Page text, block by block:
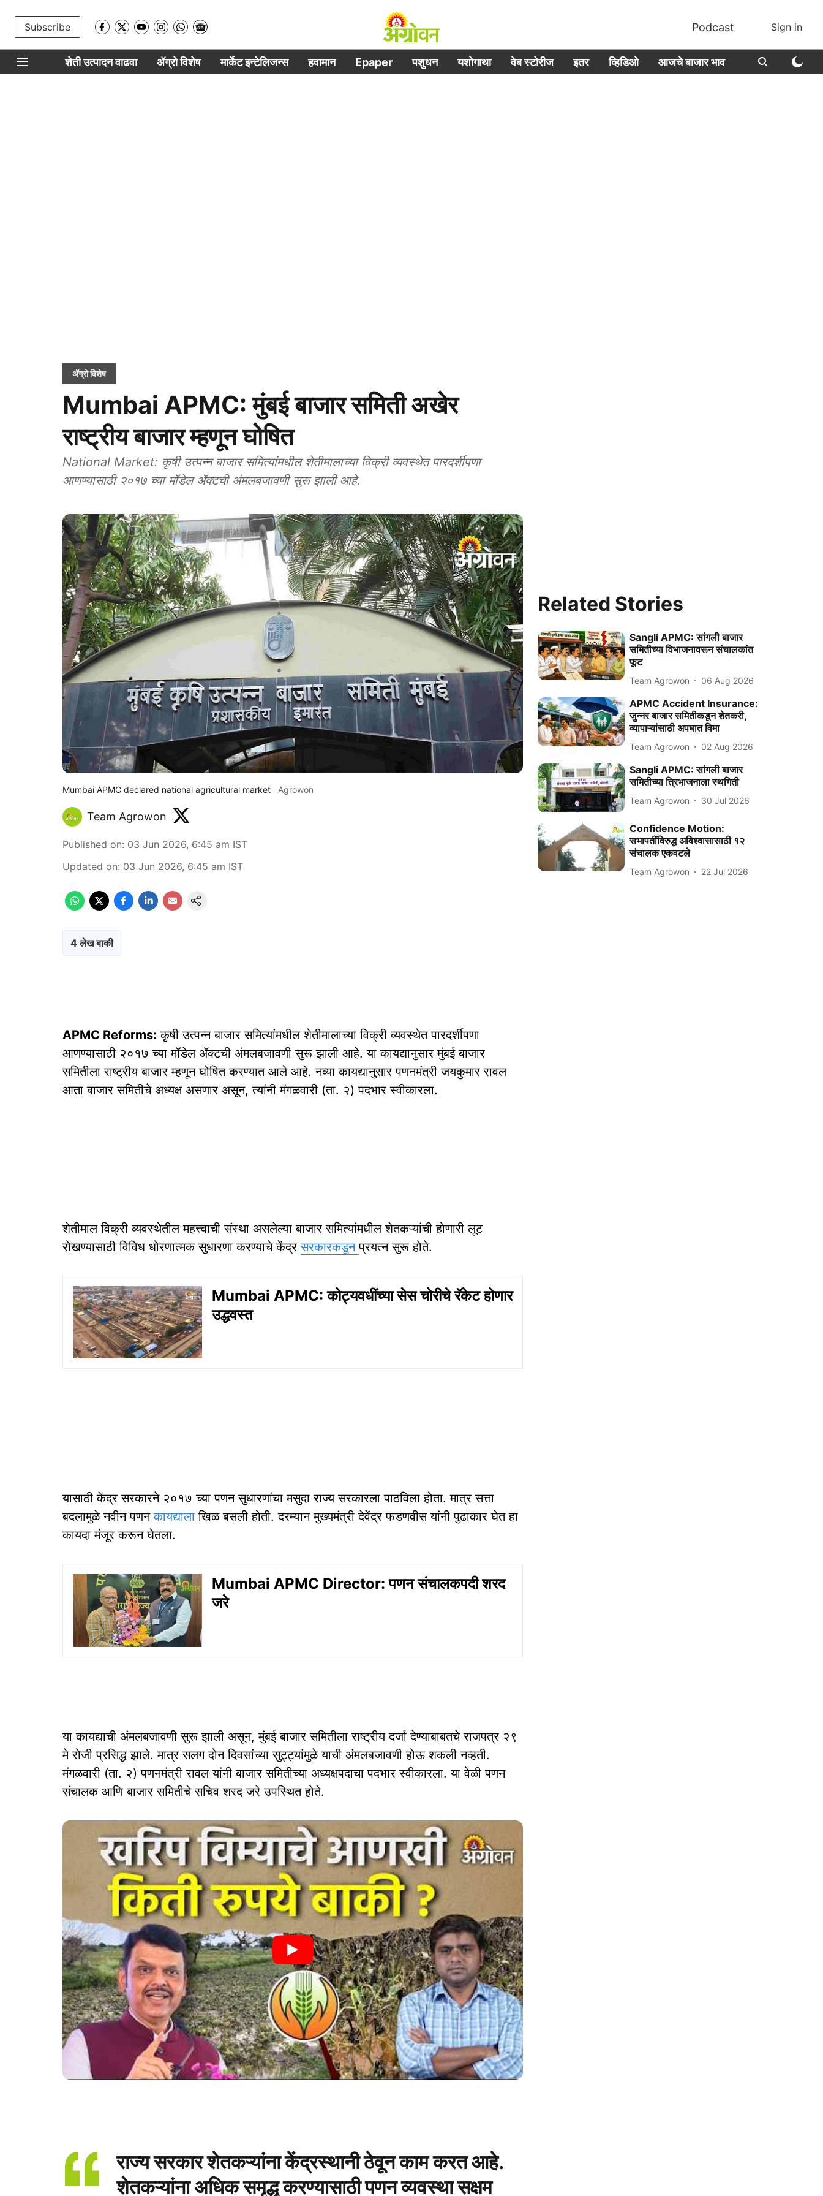
Subscribe Podcast Sign in
शेती उत्पादन वाढवा ॲग्रो विशेष मार्केट इन्टेलिजन्स हवामान Epaper पशुधन यशोगाथा वेब स्टोरीज इतर व्हिडिओ आजचे बाजार भाव
ॲग्रो विशेष
Mumbai APMC: मुंबई बाजार समिती अखेर
राष्ट्रीय बाजार म्हणून घोषित
National Market: कृषी उत्पन्न बाजार समित्यांमधील शेतीमालाच्या विक्री व्यवस्थेत पारदर्शीपणा
आणण्यासाठी २०१७ च्या मॉडेल ॲक्टची अंमलबजावणी सुरू झाली आहे.
Mumbai APMC declared national agricultural market Agrowon
Team Agrowon
Published on: 03 Jun 2026, 6:45 am IST
Updated on: 03 Jun 2026, 6:45 am IST
4 लेख बाकी
APMC Reforms: कृषी उत्पन्न बाजार समित्यांमधील शेतीमालाच्या विक्री व्यवस्थेत पारदर्शीपणा
आणण्यासाठी २०१७ च्या मॉडेल ॲक्टची अंमलबजावणी सुरू झाली आहे. या कायद्यानुसार मुंबई बाजार
समितीला राष्‍ट्रीय बाजार म्हणून घोषित करण्यात आले आहे. नव्या कायद्यानुसार पणनमंत्री जयकुमार रावल
आता बाजार समितीचे अध्यक्ष असणार असून, त्यांनी मंगळवारी (ता. २) पदभार स्वीकारला.
शेतीमाल विक्री व्यवस्थेतील महत्त्वाची संस्था असलेल्या बाजार समित्यांमधील शेतकऱ्यांची होणारी लूट
रोखण्यासाठी विविध धोरणात्मक सुधारणा करण्याचे केंद्रसरकारकडूनप्रयत्न सुरू होते.
Mumbai APMC: कोट्यवधींच्या सेस चोरीचे रॅकेट होणार
उद्धवस्त
यासाठी केंद्र सरकारने २०१७ च्या पणन सुधारणांचा मसुदा राज्य सरकारला पाठविला होता. मात्र सत्ता
बदलामुळे नवीन पणनकायद्यालाखिळ बसली होती. दरम्यान मुख्यमंत्री देवेंद्र फडणवीस यांनी पुढाकार घेत हा
कायदा मंजूर करून घेतला.
Mumbai APMC Director: पणन संचालकपदी शरद
जरे
या कायद्याची अंमलबजावणी सुरू झाली असून, मुंबई बाजार समितीला राष्ट्रीय दर्जा देण्याबाबतचे राजपत्र २९
मे रोजी प्रसिद्ध झाले. मात्र सलग दोन दिवसांच्या सुट्ट्यांमुळे याची अंमलबजावणी होऊ शकली नव्हती.
मंगळवारी (ता. २) पणनमंत्री रावल यांनी बाजार समितीच्या अध्यक्षपदाचा पदभार स्वीकारला. या वेळी पणन
संचालक आणि बाजार समितीचे सचिव शरद जरे उपस्थित होते.
राज्य सरकार शेतकऱ्यांना केंद्रस्थानी ठेवून काम करत आहे.
शेतकऱ्यांना अधिक समृद्ध करण्यासाठी पणन व्यवस्था सक्षम
Related Stories
Sangli APMC: सांगली बाजार
समितीच्या विभाजनावरून संचालकांत
फूट
Team Agrowon 06 Aug 2026
APMC Accident Insurance:
जुन्नर बाजार समितीकडून शेतकरी,
व्यापाऱ्यांसाठी अपघात विमा
Team Agrowon 02 Aug 2026
Sangli APMC: सांगली बाजार
समितीच्या त्रिभाजनाला स्थगिती
Team Agrowon 30 Jul 2026
Confidence Motion:
सभापतींविरुद्ध अविश्वासासाठी १२
संचालक एकवटले
Team Agrowon 22 Jul 2026